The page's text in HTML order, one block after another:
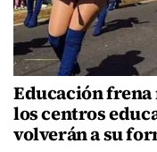
Educación
los centros
volverán a su